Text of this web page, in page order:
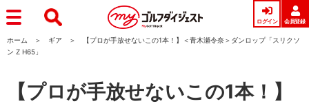
ログイン 会員登録
ホーム ギア
【プロが手放せないこの1本！】＜青木瀬令奈＞ダンロップ「スリクソ
ン Z H65」
【プロが手放せないこの1本！】